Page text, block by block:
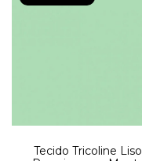
Tecido Tricoline Liso